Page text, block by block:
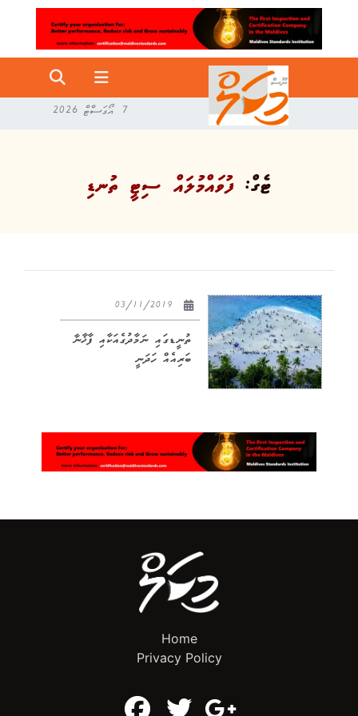
7 އޯގަސްޓް 2026
ޓެގް:ފުވައްމުލައް ސިޓީ ތުނޑި
ތުނީޑގައި ނަމާދުގެއަކާއި ފާޚާނާ
ބަރިއެއް ހަދަނީ
Home
Privacy Policy